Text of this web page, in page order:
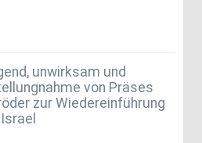
unwirksam und
von Präses
zur Wiedereinführung